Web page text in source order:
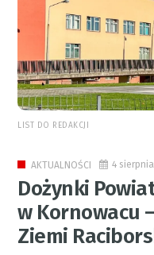
LIST DO REDAKCJI
AKTUALNOŚCI 4
Dożynki
w Kornowacu
Ziemi